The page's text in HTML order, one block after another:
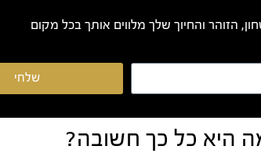
הזוהר והחיוך שלך מלווים אותך בכל מקום
שלחי
היא כל כך חשובה?